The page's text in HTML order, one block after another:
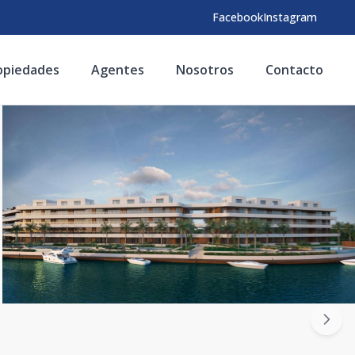
FacebookInstagram
Agentes Nosotros Contacto